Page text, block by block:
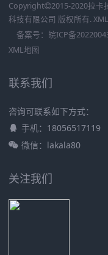
Copyright 2015-2020拉卡
科技有限公司 版权所有.
备案号： 皖ICP备
XML地图
联系我们
咨询可联系如下方式：
手机：18056517119
微信：lakala80
关注我们